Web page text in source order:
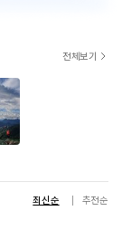
전체보기
최신순 추천순